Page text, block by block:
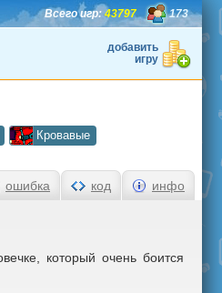
173
Всего игр:43797
добавить
игру
Кровавые
который очень боится
ошибка код инфо